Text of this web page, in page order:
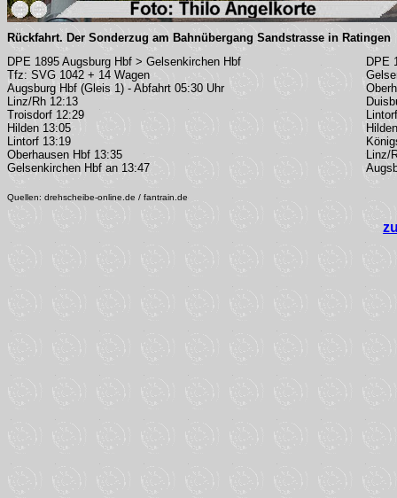
Rückfahrt. Der Sonderzug am Bahnübergang Sandstrasse in Ratingen
DPE 1895 Augsburg Hbf > Gelsenkirchen Hbf
Tfz: SVG 1042 + 14 Wagen
Augsburg Hbf (Gleis 1) - Abfahrt 05:30 Uhr
Linz/Rh 12:13
Troisdorf 12:29
Hilden 13:05
Lintorf 13:19
Oberhausen Hbf 13:35
Gelsenkirchen Hbf an 13:47
DPE
Linz/
Quellen: drehscheibe-online.de / fantrain.de